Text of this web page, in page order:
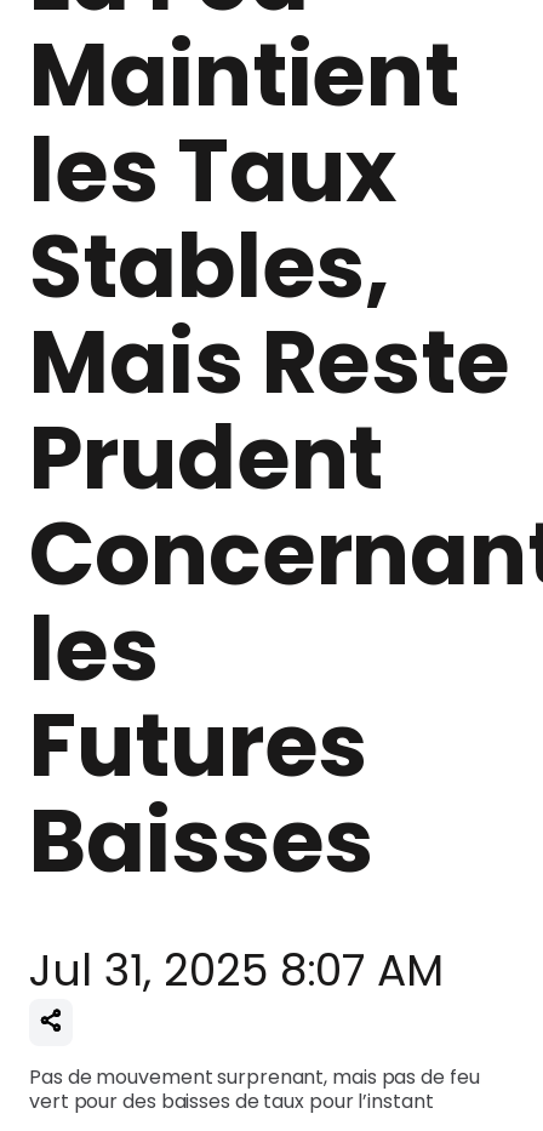
Maintient
les Taux
Stables,
Mais Reste
Prudent
les
Futures
Baisses
Jul 31, 2025 8:07 AM
Pas de mouvement surprenant, mais pas de feu
vert pour des baisses de taux pour l’instant